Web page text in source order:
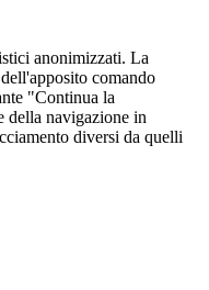
anonimizzati. La
comando
"Continua la
della navigazione in
diversi da quelli